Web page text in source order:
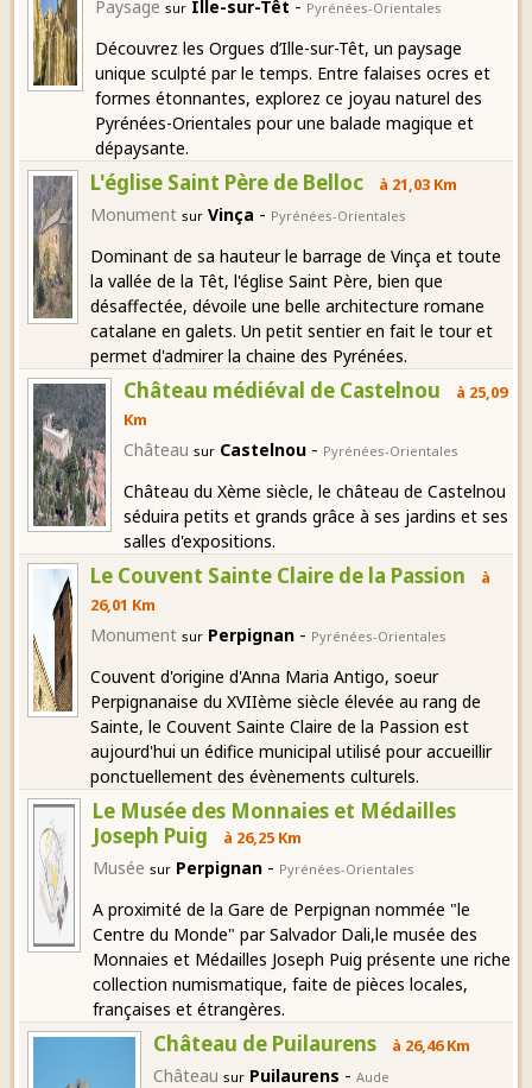
Paysage sur Ille-sur-Têt - Pyrénées-Orientales
Découvrez les Orgues d’Ille-sur-Têt, un paysage
unique sculpté par le temps. Entre falaises ocres et
formes étonnantes, explorez ce joyau naturel des
Pyrénées-Orientales pour une balade magique et
dépaysante.
L'église Saint Père de Belloc à 21,03 Km
Monument sur Vinça - Pyrénées-Orientales
Dominant de sa hauteur le barrage de Vinça et toute
la vallée de la Têt, l'église Saint Père, bien que
désaffectée, dévoile une belle architecture romane
catalane en galets. Un petit sentier en fait le tour et
permet d'admirer la chaine des Pyrénées.
Château médiéval de Castelnou
à 25,09
Km
Château sur Castelnou - Pyrénées-Orientales
Château du Xème siècle, le château de Castelnou
séduira petits et grands grâce à ses jardins et ses
salles d'expositions.
Le Couvent Sainte Claire de la Passion
à
26,01 Km
Monument sur Perpignan - Pyrénées-Orientales
Couvent d'origine d'Anna Maria Antigo, soeur
Perpignanaise du XVIIème siècle élevée au rang de
Sainte, le Couvent Sainte Claire de la Passion est
aujourd'hui un édifice municipal utilisé pour accueillir
ponctuellement des évènements culturels.
Le Musée des Monnaies et Médailles
Joseph Puig
à 26,25 Km
Musée sur Perpignan - Pyrénées-Orientales
A proximité de la Gare de Perpignan nommée "le
Centre du Monde" par Salvador Dali,le musée des
Monnaies et Médailles Joseph Puig présente une riche
collection numismatique, faite de pièces locales,
françaises et étrangères.
Château de Puilaurens à 26,46 Km
Château sur Puilaurens -Aude